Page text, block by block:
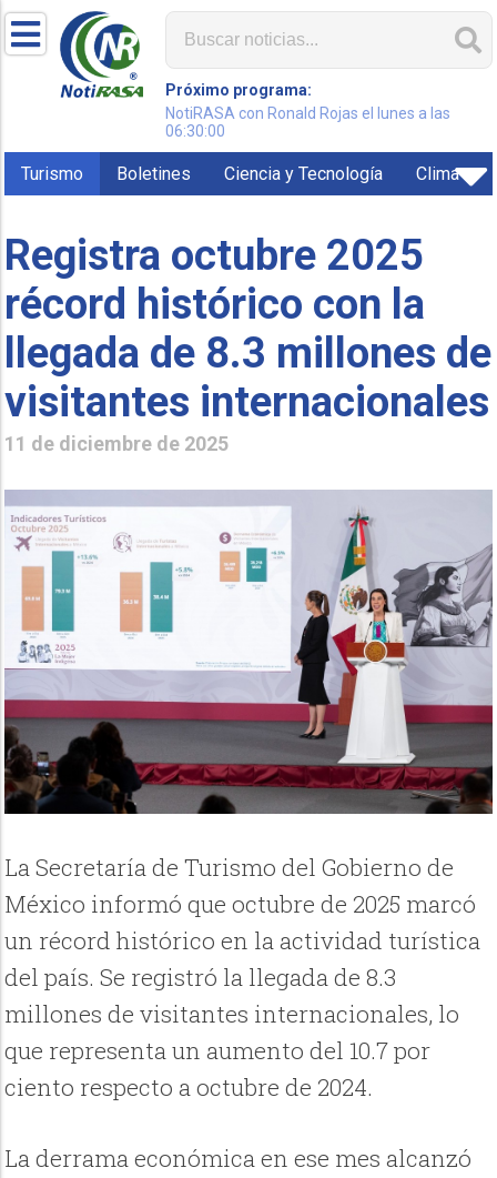
Próximo programa:
NotiRASA con Ronald Rojas el lunes a las
06:30:00
Turismo Boletines Ciencia y Tecnología Clima
Registra octubre 2025
récord histórico con la
llegada de 8.3 millones de
visitantes internacionales
11 de diciembre de 2025
La Secretaría de Turismo del Gobierno de
México informó que octubre de 2025 marcó
un récord histórico en la actividad turística
del país. Se registró la llegada de 8.3
millones de visitantes internacionales, lo
que representa un aumento del 10.7 por
ciento respecto a octubre de 2024.
La derrama económica en ese mes alcanzó